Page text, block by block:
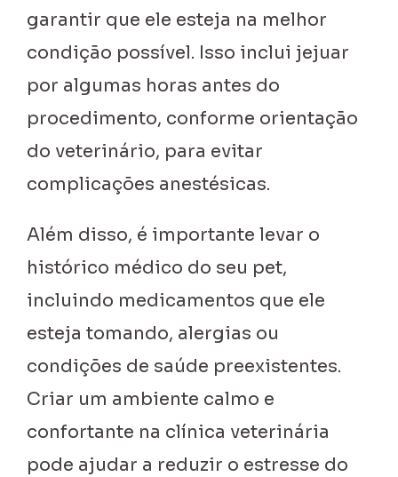
garantir que ele esteja na melhor
condição possível. Isso inclui jejuar
por algumas horas antes do
procedimento, conforme orientação
do veterinário, para evitar
complicações anestésicas.
Além disso, é importante levar o
histórico médico do seu pet,
incluindo medicamentos que ele
esteja tomando, alergias ou
condições de saúde preexistentes.
Criar um ambiente calmo e
confortante na clínica veterinária
pode ajudar a reduzir o estresse do